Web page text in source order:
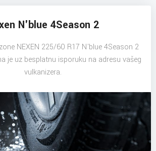
N'blue 4Season 2
NEXEN 225/60 R17 N'blue 4Season 2
je uz besplatnu isporuku na adresu vašeg
vulkanizera.